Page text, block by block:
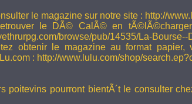
le magazine sur notre site : http://
le DÃ© CalÃ© en
browse/pub/14535/La-Bourse--
obtenir le magazine au format
: http://www.lulu.com/shop/
poitevins pourront bientÃ´t le consulter